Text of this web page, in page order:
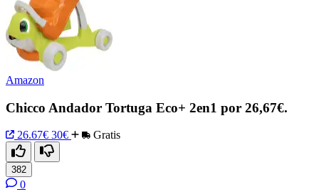
Amazon
Chicco Andador Tortuga Eco+ 2en1 por 26,67€.
26.67€ 30€ Gratis
382
0